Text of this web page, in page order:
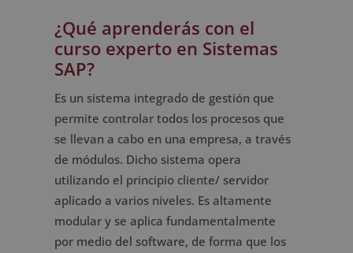
¿Qué aprenderás con el
curso experto en Sistemas
SAP?
Es un sistema integrado de gestión que
permite controlar todos los procesos que
se llevan a cabo en una empresa, a través
de módulos. Dicho sistema opera
utilizando el principio cliente/ servidor
aplicado a varios niveles. Es altamente
modular y se aplica fundamentalmente
por medio del software, de forma que los